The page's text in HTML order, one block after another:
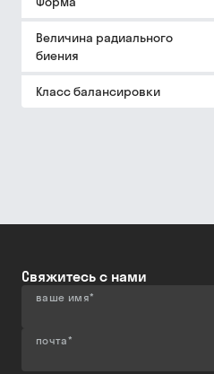
Величина радиального
биения
Класс балансировки
Свяжитесь с нами
ваше имя*
почта*